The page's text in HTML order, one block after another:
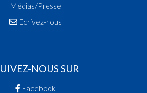
Médias/Presse
Ecrivez-nous
NOUS SUR
Facebook